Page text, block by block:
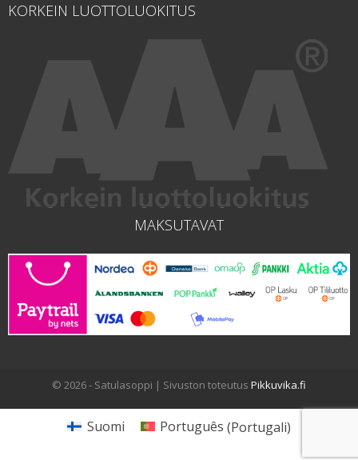
KORKEIN LUOTTOLUOKITUS
MAKSUTAVAT
© 2026 - Satulasoppi | Sivuston toteutus Pikkuvika.fi
Suomi Português (Portugali)